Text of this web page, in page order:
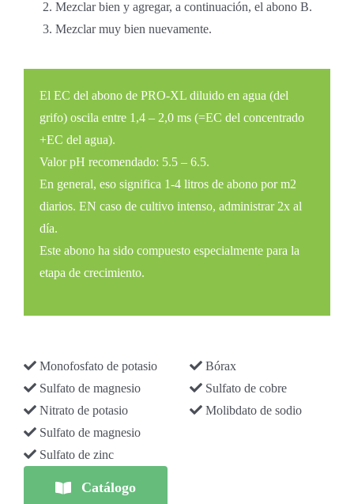
Mezclar bien y agregar, a continuación, el abono B.
Mezclar muy bien nuevamente.
El EC del abono de PRO-XL diluido en agua (del
grifo) oscila entre 1,4 – 2,0 ms (=EC del concentrado
+EC del agua).
Valor pH recomendado: 5.5 – 6.5.
En general, eso significa 1-4 litros de abono por m2
diarios. EN caso de cultivo intenso, administrar 2x al
día.
Este abono ha sido compuesto especialmente para la
etapa de crecimiento.
Monofosfato de potasio
Sulfato de magnesio
Nitrato de potasio
Sulfato de magnesio
Sulfato de zinc
Bórax
Sulfato de cobre
Molibdato de sodio
Catálogo